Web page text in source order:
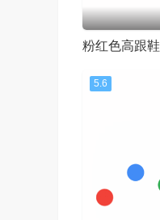
粉红色高跟鞋
5.6